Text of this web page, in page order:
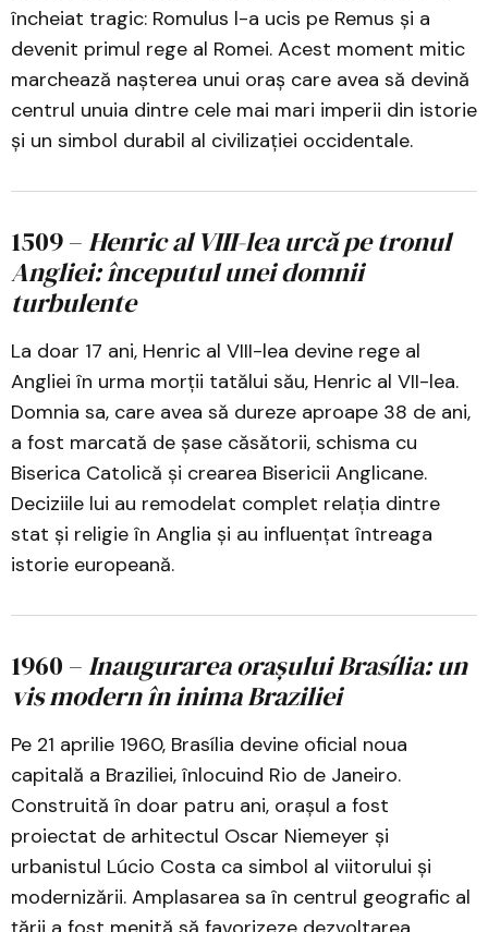
încheiat tragic: Romulus l-a ucis pe Remus și a
devenit primul rege al Romei. Acest moment mitic
marchează nașterea unui oraș care avea să devină
centrul unuia dintre cele mai mari imperii din istorie
și un simbol durabil al civilizației occidentale.
1509 –Henric al VIII-lea urcă pe tronul
Angliei: începutul unei domnii
turbulente
La doar 17 ani, Henric al VIII-lea devine rege al
Angliei în urma morții tatălui său, Henric al VII-lea.
Domnia sa, care avea să dureze aproape 38 de ani,
a fost marcată de șase căsătorii, schisma cu
Biserica Catolică și crearea Bisericii Anglicane.
Deciziile lui au remodelat complet relația dintre
stat și religie în Anglia și au influențat întreaga
istorie europeană.
1960 –Inaugurarea orașului Brasília: un
vis modern în inima Braziliei
Pe 21 aprilie 1960, Brasília devine oficial noua
capitală a Braziliei, înlocuind Rio de Janeiro.
Construită în doar patru ani, orașul a fost
proiectat de arhitectul Oscar Niemeyer și
urbanistul Lúcio Costa ca simbol al viitorului și
modernizării. Amplasarea sa în centrul geografic al